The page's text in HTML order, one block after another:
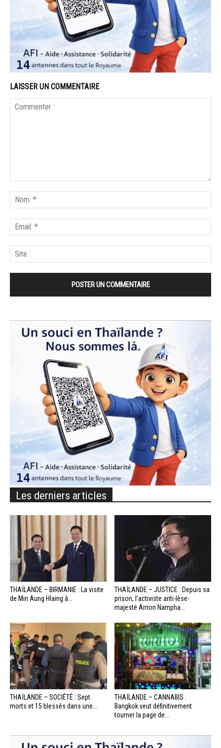
LAISSER UN COMMENTAIRE
Les derniers articles
THAÏLANDE – BIRMANIE : La visite
de Min Aung Hlaing à...
THAÏLANDE – JUSTICE : Depuis sa
prison, l’activiste anti-lèse-
majesté Arnon Nampha...
THAÏLANDE – SOCIÉTÉ : Sept
morts et 15 blessés dans une...
THAÏLANDE – CANNABIS :
Bangkok veut définitivement
tourner la page de...